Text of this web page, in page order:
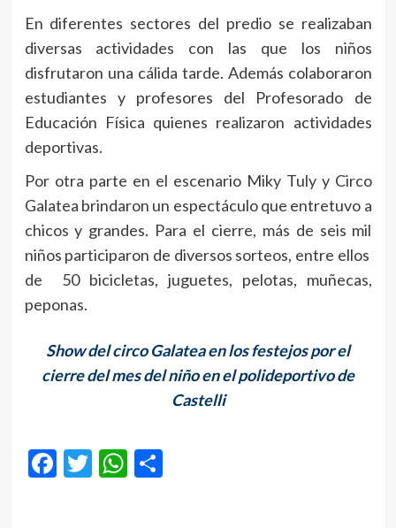
En diferentes sectores del predio se realizaban
diversas actividades con las que los niños
disfrutaron una cálida tarde. Además colaboraron
estudiantes y profesores del Profesorado de
Educación Física quienes realizaron actividades
deportivas.
Por otra parte en el escenario Miky Tuly y Circo
Galatea brindaron un espectáculo que entretuvo a
chicos y grandes. Para el cierre, más de seis mil
niños participaron de diversos sorteos, entre ellos
de 50 bicicletas, juguetes, pelotas, muñecas,
peponas.
Show del circo Galatea en los festejos por el
cierre del mes del niño en el polideportivo de
Castelli
Facebook
Twitter
WhatsApp
Compartir